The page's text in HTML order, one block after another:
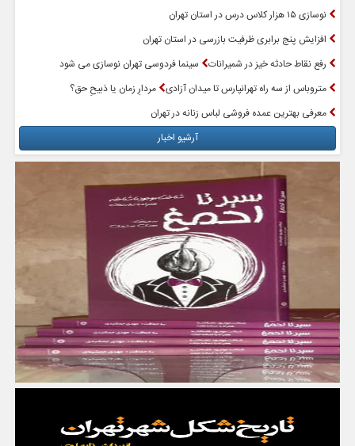
نوسازی ۱۵ هزار کلاس درس در استان تهران
افزایش پنج برابری ظرفیت بازرسی در استان تهران
رفع نقاط حادثه خیز در شمیرانات
سینما فردوسی تهران نوسازی می شود
متروباس از سه راه تهرانپارس تا میدان آزادی مردارِ زمان یا ذبیحِ حق؟
معرفی بهترین عمده فروشی لباس زنانه در تهران
آرشیو اخبار